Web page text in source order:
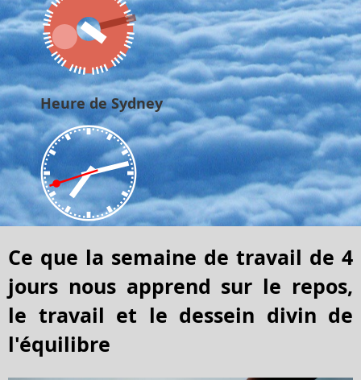
Heure de Sydney
Ce que la semaine de travail de 4
jours nous apprend sur le repos,
le travail et le dessein divin de
l'équilibre